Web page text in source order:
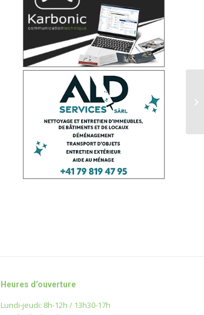
Heures d’ouverture
Lundi-jeudi: 8h-12h / 13h30-17h